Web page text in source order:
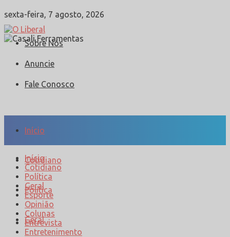
sexta-feira, 7 agosto, 2026
Sobre Nós
Anuncie
Fale Conosco
Início
Cotidiano
Política
Geral
Início
Cotidiano
Política
Geral
Esporte
Opinião
Colunas
Entrevista
Entretenimento